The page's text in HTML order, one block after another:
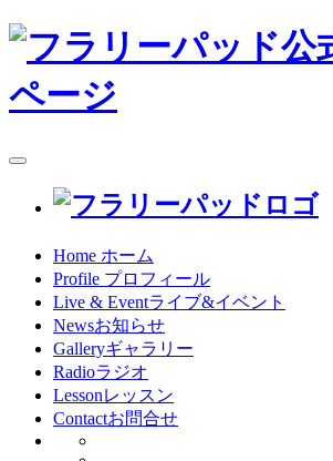
toggle
navigation
Home ホーム
Profile プロフィール
Live & Eventライブ&イベント
Newsお知らせ
Galleryギャラリー
Radioラジオ
Lessonレッスン
Contactお問合せ